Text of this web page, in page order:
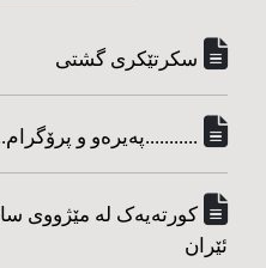
سکرتێکری گشتی
...........په‌یره‌و و
کورته‌یه‌ک له مێژووی
ئێران